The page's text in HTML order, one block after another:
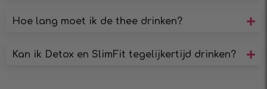
Hoe lang moet ik de thee drinken?
Kan ik Detox en SlimFit tegelijkertijd drinken?